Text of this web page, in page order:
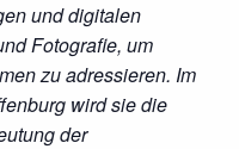
und digitalen
Fotografie, um
zu adressieren. Im
wird sie die
der